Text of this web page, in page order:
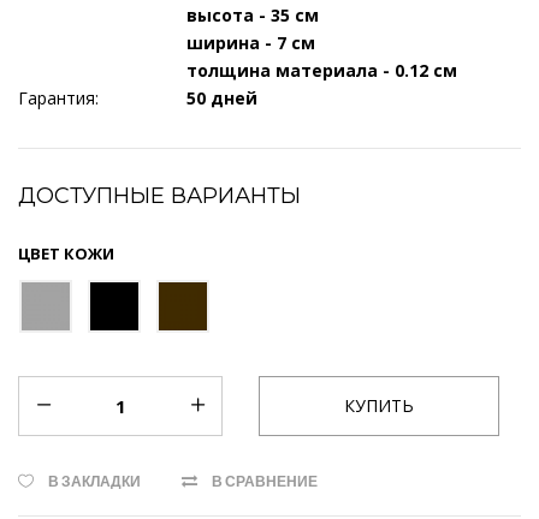
высота - 35 см
ширина - 7 см
толщина материала - 0.12 см
Гарантия:
50 дней
ДОСТУПНЫЕ ВАРИАНТЫ
ЦВЕТ КОЖИ
В ЗАКЛАДКИ В СРАВНЕНИЕ